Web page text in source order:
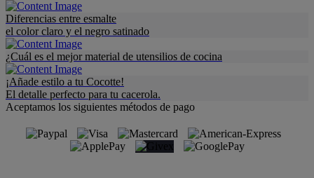
Diferencias entre esmalte
el color claro y el negro satinado
¿Cuál es el mejor material de utensilios de cocina
¡Añade estilo a tu Cocotte!
El detalle perfecto para tu cacerola.
Aceptamos los siguientes métodos de pago